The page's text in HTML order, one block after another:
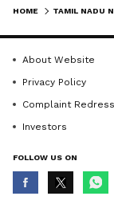
HOME TAMIL NADU
About Website
Privacy Policy
Complaint
Investors
FOLLOW US ON